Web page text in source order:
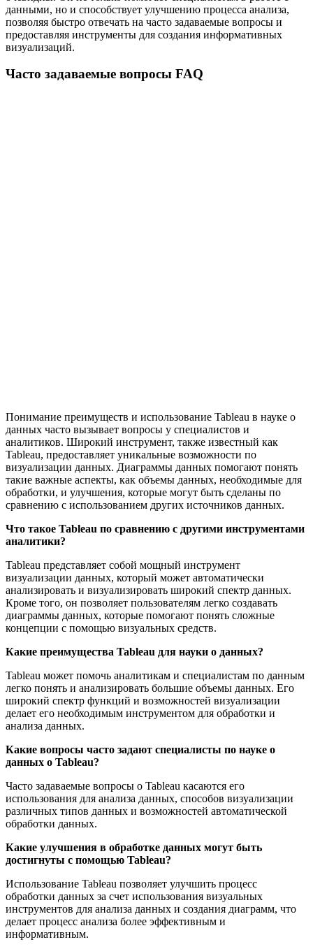
данными, но и способствует улучшению процесса анализа,
позволяя быстро отвечать на часто задаваемые вопросы и
предоставляя инструменты для создания информативных
визуализаций.
Часто задаваемые вопросы FAQ
Понимание преимуществ и использование Tableau в науке о
данных часто вызывает вопросы у специалистов и
аналитиков. Широкий инструмент, также известный как
Tableau, предоставляет уникальные возможности по
визуализации данных. Диаграммы данных помогают понять
такие важные аспекты, как объемы данных, необходимые для
обработки, и улучшения, которые могут быть сделаны по
сравнению с использованием других источников данных.
Что такое Tableau по сравнению с другими инструментами
аналитики?
Tableau представляет собой мощный инструмент
визуализации данных, который может автоматически
анализировать и визуализировать широкий спектр данных.
Кроме того, он позволяет пользователям легко создавать
диаграммы данных, которые помогают понять сложные
концепции с помощью визуальных средств.
Какие преимущества Tableau для науки о данных?
Tableau может помочь аналитикам и специалистам по данным
легко понять и анализировать большие объемы данных. Его
широкий спектр функций и возможностей визуализации
делает его необходимым инструментом для обработки и
анализа данных.
Какие вопросы часто задают специалисты по науке о
данных о Tableau?
Часто задаваемые вопросы о Tableau касаются его
использования для анализа данных, способов визуализации
различных типов данных и возможностей автоматической
обработки данных.
Какие улучшения в обработке данных могут быть
достигнуты с помощью Tableau?
Использование Tableau позволяет улучшить процесс
обработки данных за счет использования визуальных
инструментов для анализа данных и создания диаграмм, что
делает процесс анализа более эффективным и
информативным.